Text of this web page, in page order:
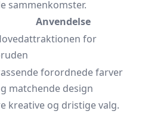
sammenkomster.
Anvendelse
for
forordnede farver
matchende design
kreative og dristige valg.